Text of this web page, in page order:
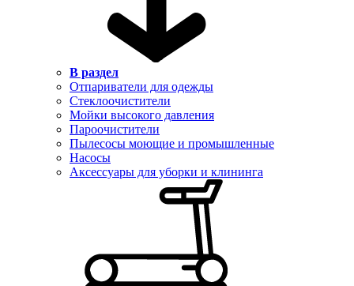
В раздел
Отпариватели для одежды
Стеклоочистители
Мойки высокого давления
Пароочистители
Пылесосы моющие и промышленные
Насосы
Аксессуары для уборки и клининга